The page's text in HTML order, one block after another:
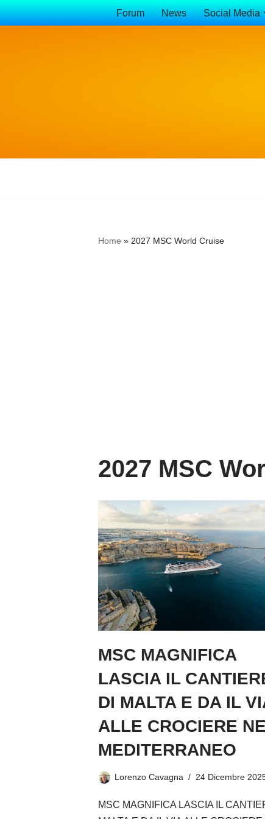
Forum News Social Media
Home » 2027 MSC World Cruise
2027 MSC
MSC MAGNIFICA
LASCIA IL
DI MALTA E DA IL
ALLE CROCIERE
MEDITERRANEO
Lorenzo Cavagna 24 Dicembre
MSC MAGNIFICA LASCIA IL